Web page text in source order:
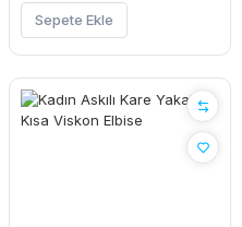
Sepete Ekle